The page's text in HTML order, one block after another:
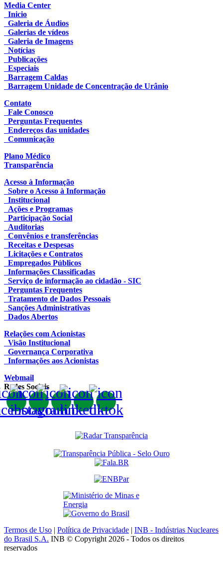
Media Center
Inicio
Galeria de Áudios
Galerias de vídeos
Galeria de Imagens
Notícias
Publicações
Especiais
Barragem Caldas
Barragem Unidade de Concentração de Urânio
Contato
Fale Conosco
Perguntas Frequentes
Endereços das unidades
Comunicação
Plano Médico
Transparência
Acesso à Informação
Sobre o Acesso à Informação
Institucional
Ações e Programas
Participação Social
Auditorias
Convênios e transferências
Receitas e Despesas
Licitações e Contratos
Empregados Públicos
Informações Classificadas
Serviço de informação ao cidadão - SIC
Perguntas Frequentes
Tratamento de Dados Pessoais
Sanções Administrativas
Dados Abertos
Relações com Acionistas
Visão Institucional
Governança Corporativa
Informações aos Acionistas
Webmail
Redes Sociais
Termos de Uso | Política de Privacidade | INB - Indústrias Nucleares
do Brasil S.A. INB © Copyright 2026 - Todos os direitos
reservados